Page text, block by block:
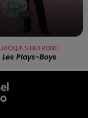
JACQUES DUTRONC
Les Plays-Boys